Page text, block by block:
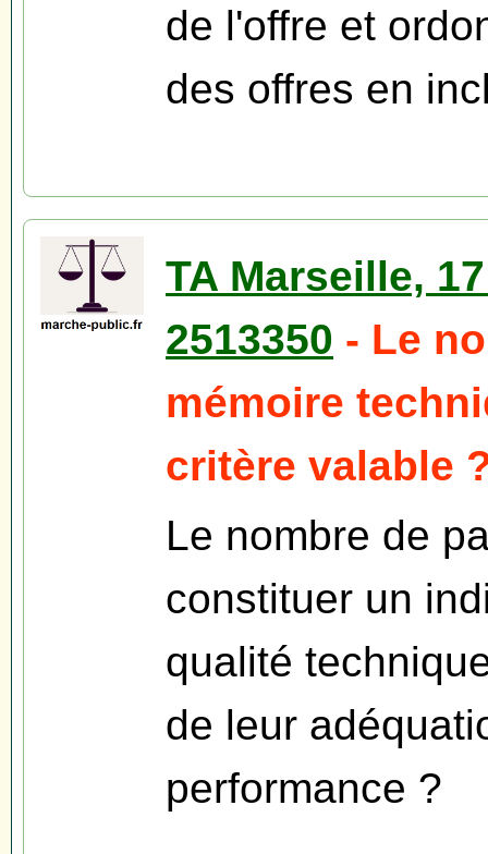
de l'offre et
des offres en
TA Marseille,
2513350 - Le
mémoire
critère valable
Le nombre de
constituer un
qualité
de leur
performance ?